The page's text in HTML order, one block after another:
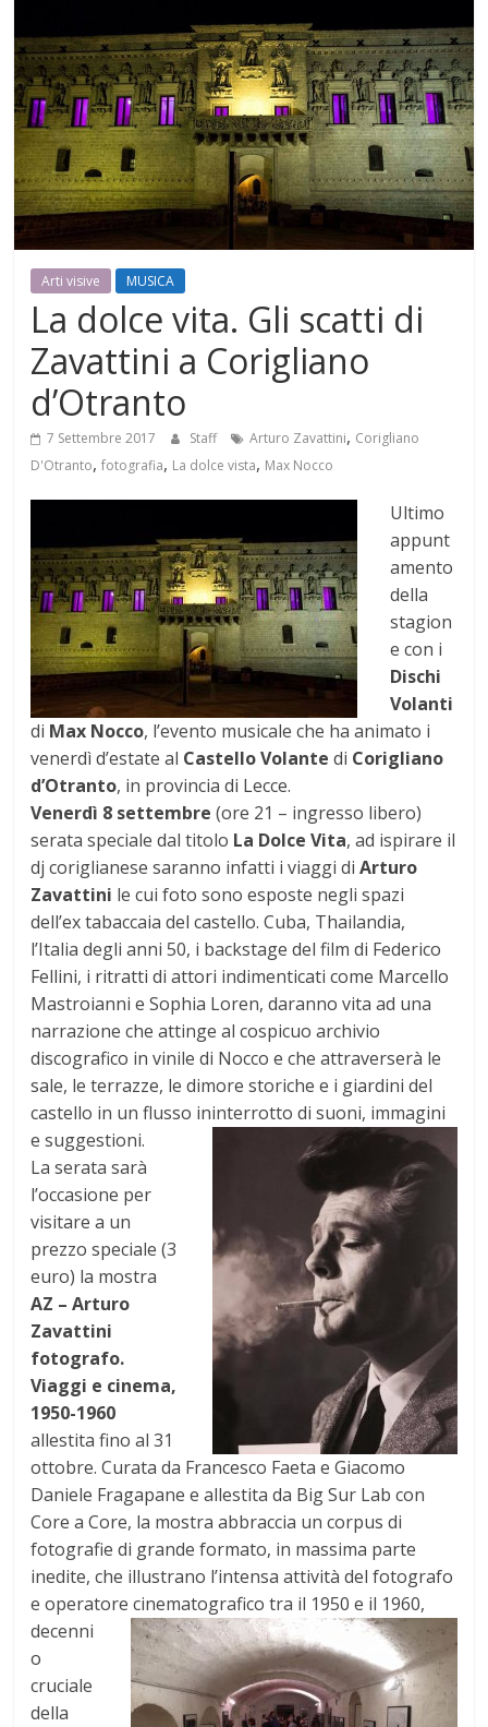
di
arte,
cultura,
turismo
e
curiosità
Arti visive MUSICA
La dolce vita. Gli scatti di
Zavattini a Corigliano
d’Otranto
7 Settembre 2017 Staff Arturo Zavattini, Corigliano
D'Otranto,fotografia, La dolce vista, Max Nocco
Ultimo
appunt
amento
della
stagion
e con i
Dischi
Volanti
di Max Nocco, l’evento musicale che ha animato i
venerdì d’estate al Castello Volante di Corigliano
d’Otranto, in provincia di Lecce.
Venerdì 8 settembre(ore 21 – ingresso libero)
serata speciale dal titolo La Dolce Vita, ad ispirare il
dj coriglianese saranno infatti i viaggi diArturo
Zavattini le cui foto sono esposte negli spazi
dell’ex tabaccaia del castello. Cuba, Thailandia,
l’Italia degli anni 50, i backstage del film di Federico
Fellini, i ritratti di attori indimenticati come Marcello
Mastroianni e Sophia Loren, daranno vita ad una
narrazione che attinge al cospicuo archivio
discografico in vinile di Nocco e che attraverserà le
sale, le terrazze, le dimore storiche e i giardini del
castello in un flusso ininterrotto di suoni, immagini
e suggestioni.
La serata sarà
l’occasione per
visitare a un
prezzo speciale (3
euro) la mostra
AZ – Arturo
Zavattini
fotografo.
Viaggi e cinema,
1950-1960
allestita fino al 31
ottobre. Curata da Francesco Faeta e Giacomo
Daniele Fragapane e allestita da Big Sur Lab con
Core a Core, la mostra abbraccia un corpus di
fotografie di grande formato, in massima parte
inedite, che illustrano l’intensa attività del fotografo
e operatore cinematografico tra il 1950 e il 1960,
decenni
o
cruciale
della